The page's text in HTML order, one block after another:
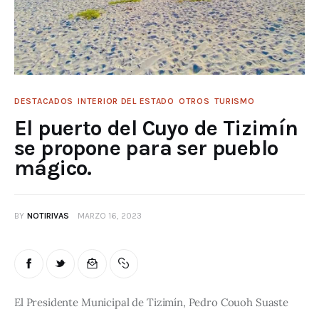
DESTACADOS INTERIOR DEL ESTADO OTROS TURISMO
El puerto del Cuyo de Tizimín
se propone para ser pueblo
mágico.
BY NOTIRIVAS MARZO 16, 2023
El Presidente Municipal de Tizimín, Pedro Couoh Suaste